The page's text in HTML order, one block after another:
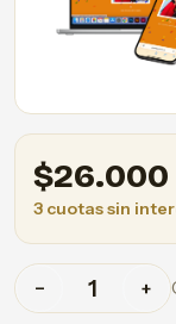
$26.000
3 cuotas sin
− +